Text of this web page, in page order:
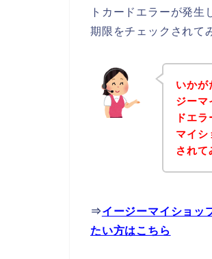
トカードエラーが発
期限をチェックされて
いかが
ジー
ドエ
マイ
されて
⇒イージーマイショッ
たい方はこちら